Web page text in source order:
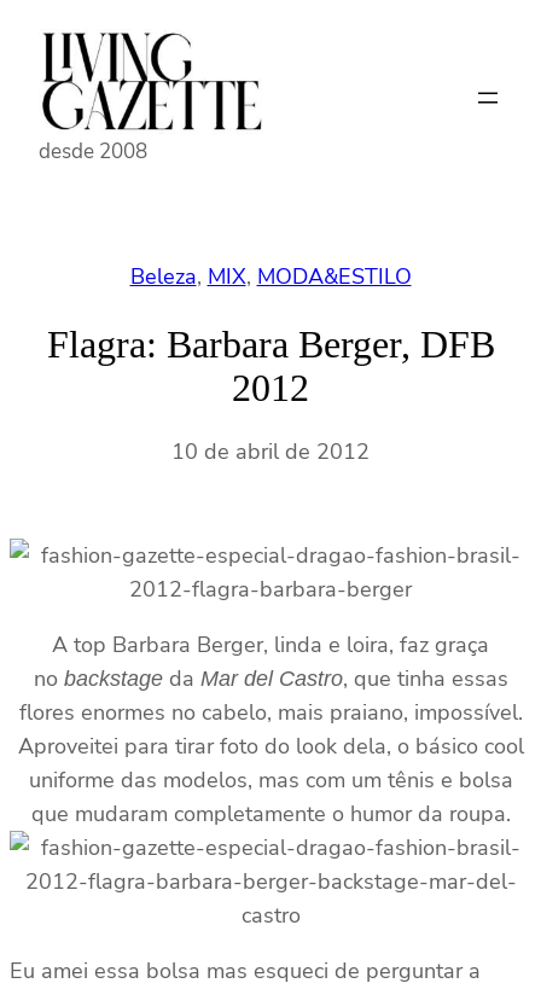
Pular
conteúdo
desde 2008
Beleza, MIX, MODA&ESTILO
Flagra: Barbara Berger, DFB
2012
10 de abril de 2012
A top Barbara Berger, linda e loira, faz graça
no backstageda Mar del Castro, que tinha essas
flores enormes no cabelo, mais praiano, impossível.
Aproveitei para tirar foto do look dela, o básico cool
uniforme das modelos, mas com um tênis e bolsa
que mudaram completamente o humor da roupa.
Eu amei essa bolsa mas esqueci de perguntar a